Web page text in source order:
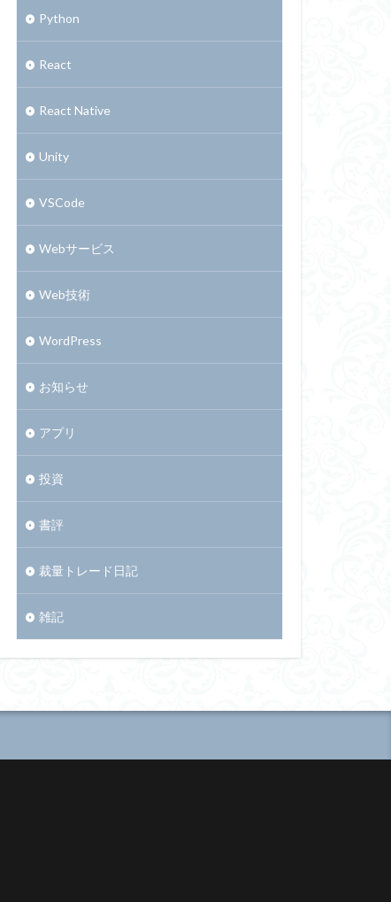
Python
React
React Native
Unity
VSCode
Webサービス
Web技術
WordPress
お知らせ
アプリ
投資
書評
裁量トレード日記
雑記